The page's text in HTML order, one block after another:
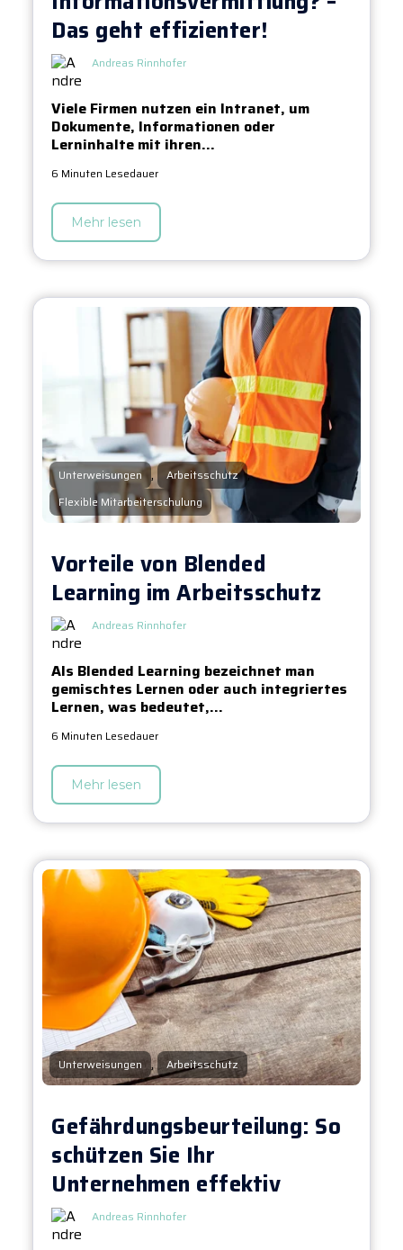
Das geht effizienter!
Andreas Rinnhofer
Viele Firmen nutzen ein Intranet, um
Dokumente, Informationen oder
Lerninhalte mit ihren...
6 Minuten Lesedauer
Mehr lesen
Unterweisungen , Arbeitsschutz ,
Flexible Mitarbeiterschulung
Vorteile von Blended
Learning im Arbeitsschutz
Andreas Rinnhofer
Als Blended Learning bezeichnet man
gemischtes Lernen oder auch integriertes
Lernen, was bedeutet,...
6 Minuten Lesedauer
Mehr lesen
Unterweisungen , Arbeitsschutz
Gefährdungsbeurteilung: So
schützen Sie Ihr
Unternehmen effektiv
Andreas Rinnhofer